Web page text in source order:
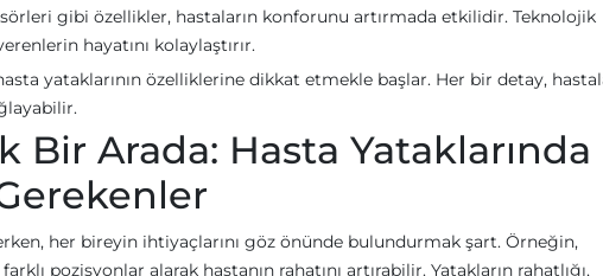
gibi özellikler, hastaların konforunu artırmada etkilidir. Teknolojik
hayatını kolaylaştırır.
yataklarının özelliklerine dikkat etmekle başlar. Her bir detay,
Bir Arada: Hasta Yataklarında
her bireyin ihtiyaçlarını göz önünde bulundurmak şart. Örneğin,
pozisyonlar alarak hastanın rahatını artırabilir. Yatakların rahatlığı,